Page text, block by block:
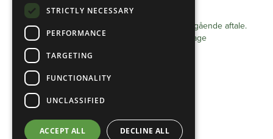
Mandag - fredag 08.00 - 16.00
Aftaler efter kl. 16 kan arrangeres efter forudgående aftale.
Lukket lørdag/søndage og helligdage
Fortrolighedserklæring (UK)
Cookiepolitik (UK)
Vilkår og betingelser
Fortrolighedserklæring (EU)
Cookiepolitik (EU)
STRICTLY NECESSARY
PERFORMANCE
TARGETING
FUNCTIONALITY
UNCLASSIFIED
ACCEPT ALL DECLINE ALL